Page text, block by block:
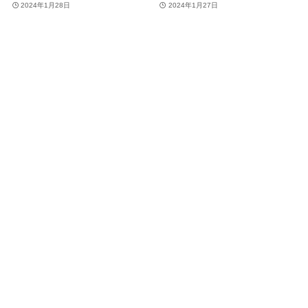
2024年1月28日 2024年1月27日